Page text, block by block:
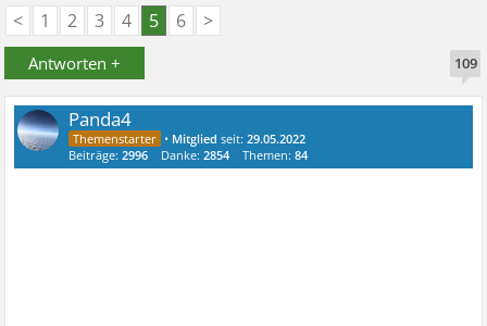
<
1 2 3 4 5 6 >
Antworten + 109
Panda4
• Mitglied seit:29.05.2022
Beiträge:2996 Danke:2854 Themen:84